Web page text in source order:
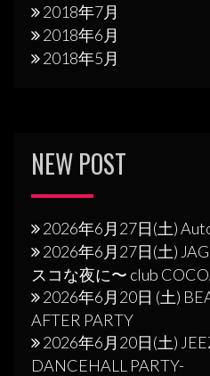
2018年7月
2018年6月
2018年5月
NEW POST
2026年6月27日(土)
2026年6月27日(土)
スコな夜に〜 club
2026年6月20日 (土)
AFTER PARTY
2026年6月20日(土)
DANCEHALL PARTY-